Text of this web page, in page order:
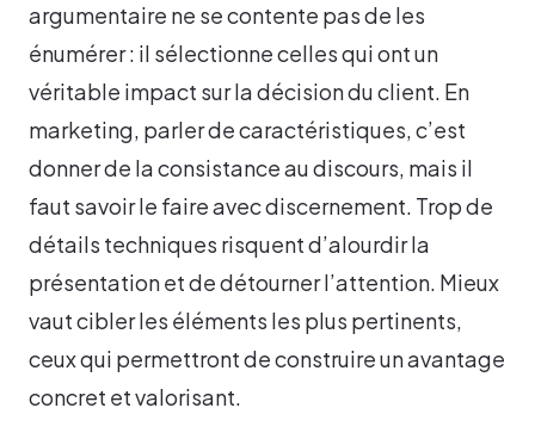
argumentaire ne se contente pas de les
énumérer : il sélectionne celles qui ont un
véritable impact sur la décision du client. En
marketing, parler de caractéristiques, c’est
donner de la consistance au discours, mais il
faut savoir le faire avec discernement. Trop de
détails techniques risquent d’alourdir la
présentation et de détourner l’attention. Mieux
vaut cibler les éléments les plus pertinents,
ceux qui permettront de construire un avantage
concret et valorisant.